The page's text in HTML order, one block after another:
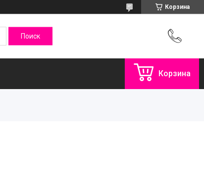
Корзина
Корзина